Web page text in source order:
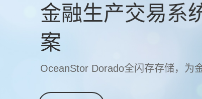
金融生产交易系
案
OceanStor Dorado全闪存存储，为